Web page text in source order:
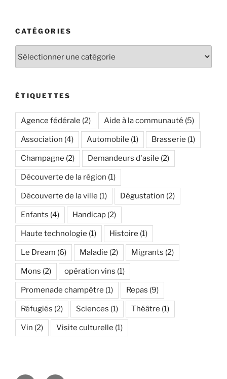
CATÉGORIES
ÉTIQUETTES
Agence fédérale (2) Aide à la communauté (5)
Association (4) Automobile (1) Brasserie (1)
Champagne (2) Demandeurs d'asile (2)
Découverte de la région (1)
Découverte de la ville (1) Dégustation (2)
Enfants (4) Handicap (2)
Haute technologie (1) Histoire (1)
Le Dream (6) Maladie (2) Migrants (2)
Mons (2) opération vins (1)
Promenade champêtre (1) Repas (9)
Réfugiés (2) Sciences (1) Théâtre (1)
Vin (2) Visite culturelle (1)